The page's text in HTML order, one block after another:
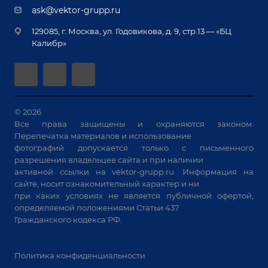
Документы
Специализированные решения для сварки
Позиционеры и вращатели
Машины контактной сварки
Универсальные зажимы
Системы аспирации
Станки лазерной резки
Решения для учебных заведений
Гарантия
автоматизации
ask@vektor-grupp.ru
129085, г. Москва, ул. Годовикова, д. 9, стр.13 — «БЦ
Калибр»
© 2026
Все права защищены и охраняются законом.
Перепечатка материалов и использование
фотографий допускается только с письменного
разрешения владельцев сайта и при наличии
активной ссылки наvektor-grupp.ru . Информация на
сайте, носит ознакомительный характер и ни
при каких условиях не является публичной офертой,
определяемой положениями Статьи 437
Гражданского кодекса РФ.
Политика конфиденциальности